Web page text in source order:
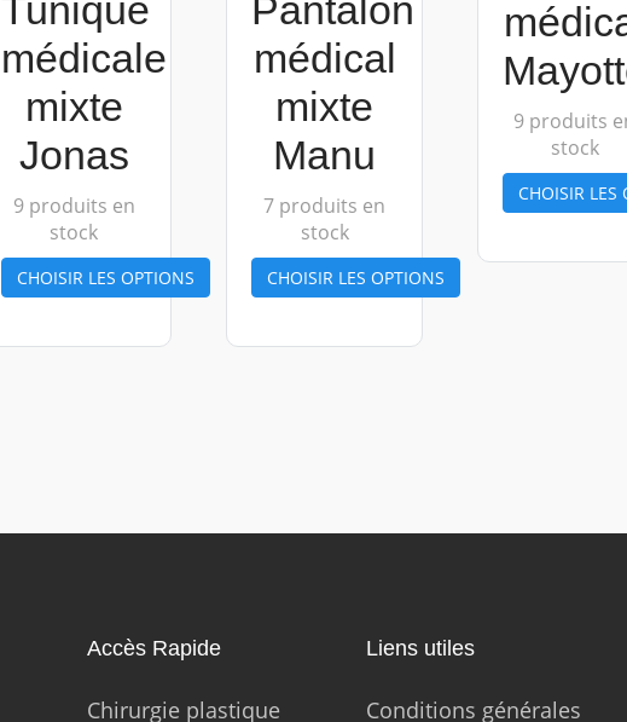
Tunique
médicale
mixte
Jonas
9 produits en
stock
CHOISIR LES OPTIONS
Pantalon
médical
mixte
Manu
7 produits en
stock
CHOISIR LES OPTIONS
9 produits
stock
CHOISIR LES
Accès Rapide
Chirurgie plastique
Liens utiles
Conditions générales